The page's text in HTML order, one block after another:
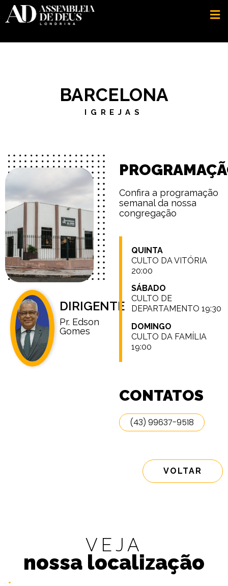
BARCELONA
IGREJAS
DIRIGENTE
Pr. Edson
Gomes
Confira a programação
semanal da nossa
congregação
QUINTA
CULTO DA VITÓRIA
20:00
SÁBADO
CULTO DE
DEPARTAMENTO 19:30
DOMINGO
CULTO DA FAMÍLIA
19:00
CONTATOS
(43) 99637-9518
VOLTAR
VEJA
nossa localização